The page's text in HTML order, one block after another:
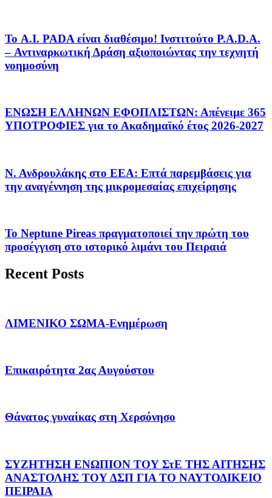
Το A.I. PADA είναι διαθέσιμο! Ινστιτούτο P.A.D.A.
– Αντιναρκωτική Δράση αξιοποιώντας την τεχνητή
νοημοσύνη
ΕΝΩΣΗ ΕΛΛΗΝΩΝ ΕΦΟΠΛΙΣΤΩΝ: Απένειμε 365
ΥΠΟΤΡΟΦΙΕΣ για το Ακαδημαϊκό έτος 2026-2027
Ν. Ανδρουλάκης στο ΕΕΑ: Επτά παρεμβάσεις για
την αναγέννηση της μικρομεσαίας επιχείρησης
Το Neptune Pireas πραγματοποιεί την πρώτη του
προσέγγιση στο ιστορικό λιμάνι του Πειραιά
Recent Posts
ΛΙΜΕΝΙΚΟ ΣΩΜΑ-Ενημέρωση
Επικαιρότητα 2ας Αυγούστου
Θάνατος γυναίκας στη Χερσόνησο
ΣΥΖΗΤΗΣΗ ΕΝΩΠΙΟΝ ΤΟΥ ΣτΕ ΤΗΣ ΑΙΤΗΣΗΣ
ΑΝΑΣΤΟΛΗΣ ΤΟΥ ΔΣΠ ΓΙΑ ΤΟ ΝΑΥΤΟΔΙΚΕΙΟ
ΠΕΙΡΑΙΑ